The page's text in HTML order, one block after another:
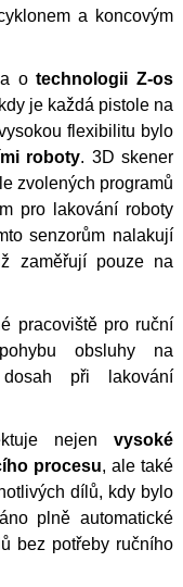
a koncovým
otechnologii Z-os
je každá pistole na
flexibilitu bylo
roboty. 3D skener
zvolených programů
pro lakování roboty
senzorům nalakují
zaměřují pouze na
pracoviště pro ruční
obsluhy na
při lakování
nejen vysoké
procesu, ale také
dílů, kdy bylo
plně automatické
bez potřeby ručního